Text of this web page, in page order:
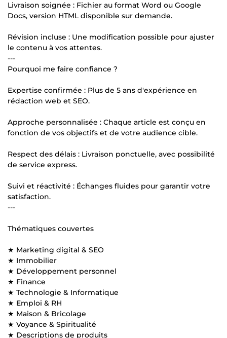
Livraison soignée : Fichier au format Word ou Google
Docs, version HTML disponible sur demande.
Révision incluse : Une modification possible pour ajuster
le contenu à vos attentes.
---
Pourquoi me faire confiance ?
Expertise confirmée : Plus de 5 ans d'expérience en
rédaction web et SEO.
Approche personnalisée : Chaque article est conçu en
fonction de vos objectifs et de votre audience cible.
Respect des délais : Livraison ponctuelle, avec possibilité
de service express.
Suivi et réactivité : Échanges fluides pour garantir votre
satisfaction.
---
Thématiques couvertes
★ Marketing digital & SEO
★ Immobilier
★ Développement personnel
★ Finance
★ Technologie & Informatique
★ Emploi & RH
★ Maison & Bricolage
★ Voyance & Spiritualité
★ Descriptions de produits